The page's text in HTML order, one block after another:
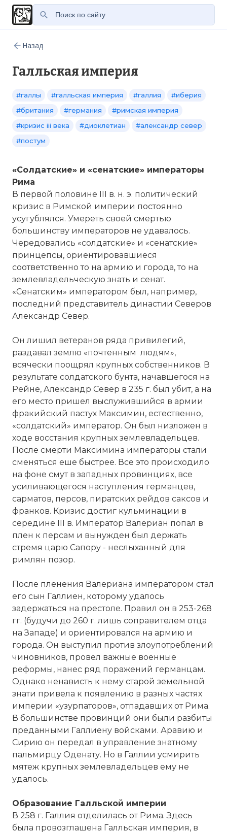
Назад
Галльская империя
#галлы #галльская империя #галлия
#иберия
#британия
#германия
#римская империя
#кризис iii века
#диоклетиан
#александр север
#постум
«Солдатские» и «сенатские» императоры
Рима
В первой половине III в. н. э. политический
кризис в Римской империи постоянно
усугублялся. Умереть своей смертью
большинству императоров не удавалось.
Чередовались «солдатские» и «сенатские»
принцепсы, ориентировавшиеся
соответственно то на армию и города, то на
землевладельческую знать и сенат.
«Сенатским» императором был, например,
последний представитель династии Северов
Александр Север.
Он лишил ветеранов ряда привилегий,
раздавал землю «почтенным людям»,
всячески поощрял крупных собственников. В
результате солдатского бунта, начавшегося на
Рейне, Александр Север в 235 г. был убит, а на
его место пришел выслужившийся в армии
фракийский пастух Максимин, естественно,
«солдатский» император. Он был низложен в
ходе восстания крупных землевладельцев.
После смерти Максимина императоры стали
сменяться еше быстрее. Все это происходило
на фоне смут в западных провинциях, все
усиливающегося наступления германцев,
сарматов, персов, пиратских рейдов саксов и
франков. Кризис достиг кульминации в
середине III в. Император Валериан попал в
плен к персам и вынужден был держать
стремя царю Сапору - неслыханный для
римлян позор.
После пленения Валериана императором стал
его сын Галлиен, которому удалось
задержаться на престоле. Правил он в 253-268
гг. (будучи до 260 г. лишь соправителем отца
на Западе) и ориентировался на армию и
города. Он выступил против злоупотреблений
чиновников, провел важные военные
реформы, нанес ряд поражений германцам.
Однако ненависть к нему старой земельной
знати привела к появлению в разных частях
империи «узурпаторов», отпадавших от Рима.
В большинстве провинций они были разбиты
преданными Галлиену войсками. Аравию и
Сирию он передал в управление знатному
пальмирцу Оденату. Но в Галлии усмирить
мятеж крупных землевладельцев ему не
удалось.
Образование Галльской империи
В 258 г. Галлия отделилась от Рима. Здесь
была провозглашена Галльская империя, в